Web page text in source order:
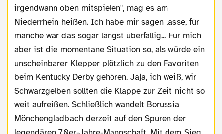
irgendwann oben mitspielen", mag es am
Niederrhein heißen. Ich habe mir sagen lasse, für
manche war das sogar längst überfällig... Für mich
aber ist die momentane Situation so, als würde ein
unscheinbarer Klepper plötzlich zu den Favoriten
beim Kentucky Derby gehören. Jaja, ich weiß, wir
Schwarzgelben sollten die Klappe zur Zeit nicht so
weit aufreißen. Schließlich wandelt Borussia
Mönchengladbach derzeit auf den Spuren der